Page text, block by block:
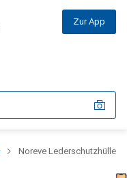
Zur App
Noreve Lederschutzhülle